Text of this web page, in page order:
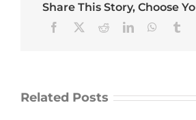
Share This Story, Choose
Facebook RedditLinkedIn
Related Posts